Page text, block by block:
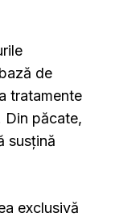
de
tratamente
Din păcate,
susțină
exclusivă